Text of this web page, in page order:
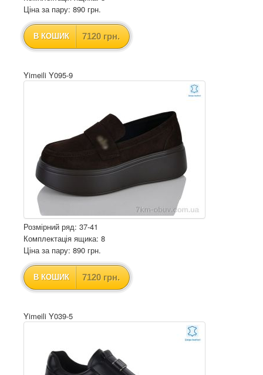
Ціна за пару: 890 грн.
В КОШИК 7120 грн.
Yimeili Y095-9
Розмірний ряд: 37-41
Комплектація ящика: 8
Ціна за пару: 890 грн.
В КОШИК 7120 грн.
Yimeili Y039-5